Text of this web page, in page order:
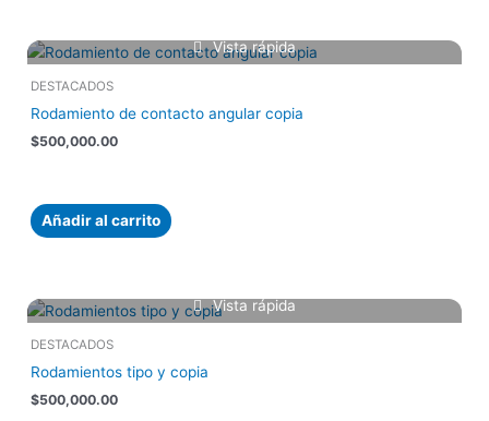
Vista rápida
DESTACADOS
Rodamiento de contacto angular copia
$500,000.00
Añadir al carrito
Vista rápida
DESTACADOS
Rodamientos tipo y copia
$500,000.00